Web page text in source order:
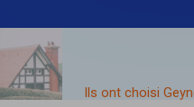
Ils ont choisi